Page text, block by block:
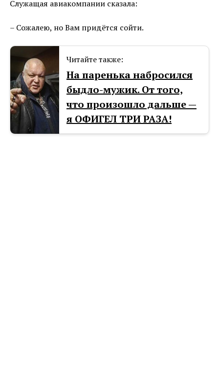
Служащая авиакомпании сказала:
– Сожалею, но Вам придётся сойти.
Читайте также:
На паренька набросился
быдло-мужик. От того,
что произошло дальше —
я ОФИГЕЛ ТРИ РАЗА!